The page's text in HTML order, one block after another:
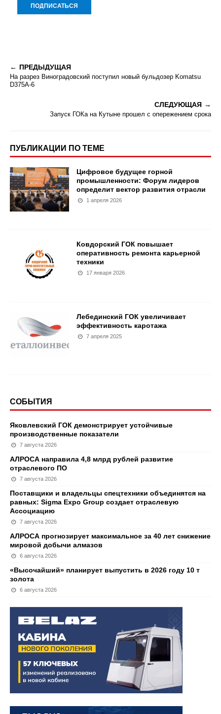
ПРЕДЫДУЩАЯ
На разрез Виноградовский поступил новый бульдозер Komatsu
D375А-6
СЛЕДУЮЩАЯ
Запуск ГОКа на Кутыне прошел с опережением срока
ПУБЛИКАЦИИ ПО ТЕМЕ
Цифровое будущее горной
промышленности: Форум лидеров
определит вектор развития отрасли
1 апреля 2026
Ковдорский ГОК повышает
оперативность ремонта карьерной
техники
17 января 2026
Лебединский ГОК увеличивает
эффективность каротажа
7 апреля 2025
СОБЫТИЯ
Яковлевский ГОК демонстрирует устойчивые
производственные показатели
7 августа 2026
АЛРОСА направила 4,8 млрд рублей развитие
отраслевого ПО
7 августа 2026
Поставщики и владельцы спецтехники объединятся на
равных: Sigma Expo Group создает отраслевую
Ассоциацию
7 августа 2026
АЛРОСА прогнозирует максимальное за 40 лет снижение
мировой добычи алмазов
6 августа 2026
«Высочайший» планирует выпустить в 2026 году 10 т
золота
6 августа 2026